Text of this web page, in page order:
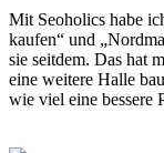
Mit Seoholics habe
kaufen“ und
sie seitdem. Das hat
eine weitere Halle
wie viel eine bessere